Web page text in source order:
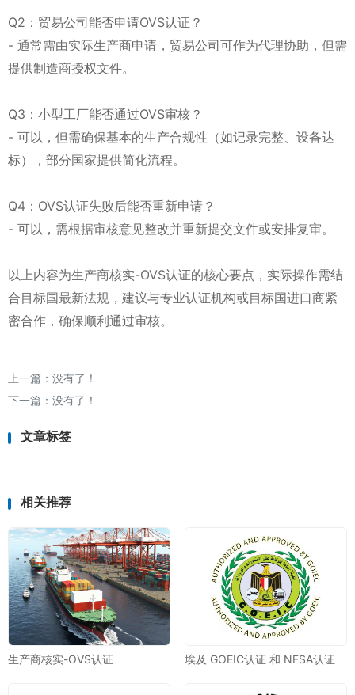
Q2：贸易公司能否申请OVS认证？
- 通常需由实际生产商申请，贸易公司可作为代理协助，但需
提供制造商授权文件。
Q3：小型工厂能否通过OVS审核？
- 可以，但需确保基本的生产合规性（如记录完整、设备达
标），部分国家提供简化流程。
Q4：OVS认证失败后能否重新申请？
- 可以，需根据审核意见整改并重新提交文件或安排复审。
以上内容为生产商核实-OVS认证的核心要点，实际操作需结
合目标国最新法规，建议与专业认证机构或目标国进口商紧
密合作，确保顺利通过审核。
上一篇：没有了！
下一篇：没有了！
文章标签
相关推荐
生产商核实-OVS认证 埃及 GOEIC认证 和 NFSA认证